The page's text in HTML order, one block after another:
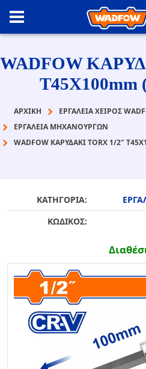
WADFOW
T45Χ100mm
ΑΡΧΙΚΉ
ΕΡΓΑΛΕΙΑ ΧΕΙΡΟΣ
ΕΡΓΑΛΕΙΑ ΜΗΧΑΝΟΥΡΓΩΝ
WADFOW ΚΑΡΥΔΑΚΙ TORX 1/2"
ΚΑΤΗΓΟΡΙΑ:
ΚΩΔΙΚΟΣ: